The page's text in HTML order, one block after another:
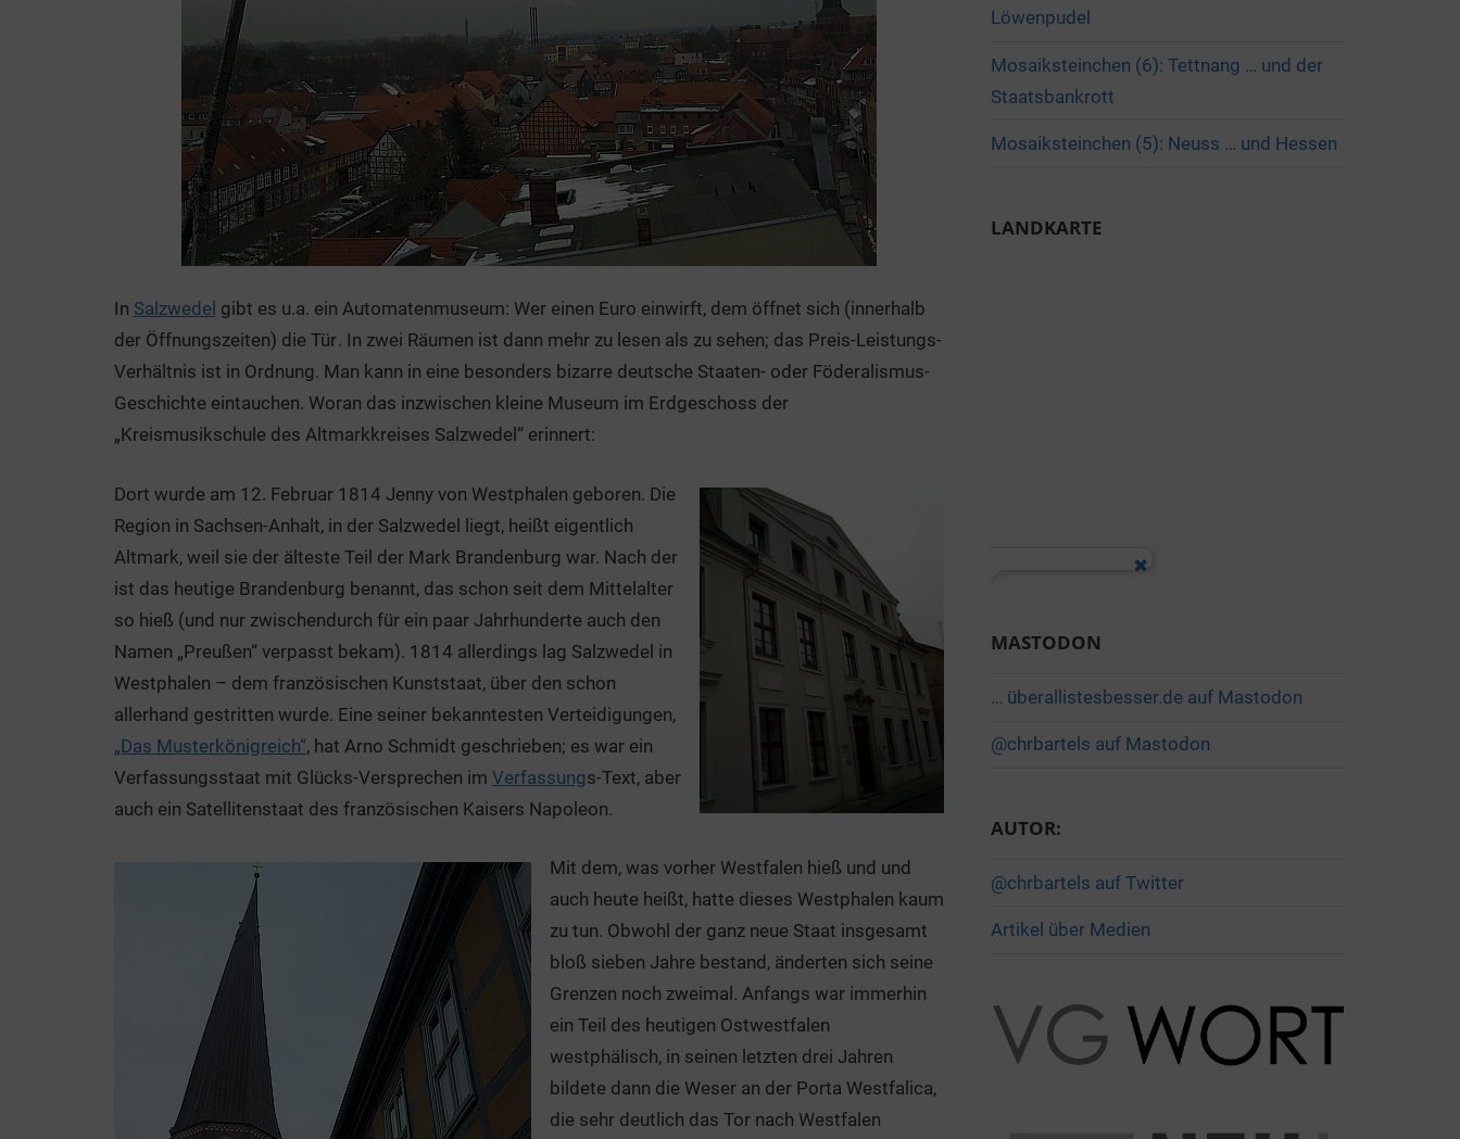
In Salzwedel gibt es u.a. ein Automatenmuseum: Wer einen Euro einwirft, dem öffnet sich (innerhalb
der Öffnungszeiten) die Tür. In zwei Räumen ist dann mehr zu lesen als zu sehen; das Preis-Leistungs-
Verhältnis ist in Ordnung. Man kann in eine besonders bizarre deutsche Staaten- oder Föderalismus-
Geschichte eintauchen. Woran das inzwischen kleine Museum im Erdgeschoss der
„Kreismusikschule des Altmarkkreises Salzwedel“ erinnert:
Dort wurde am 12. Februar 1814 Jenny von Westphalen geboren. Die
Region in Sachsen-Anhalt, in der Salzwedel liegt, heißt eigentlich
Altmark, weil sie der älteste Teil der Mark Brandenburg war. Nach der
ist das heutige Brandenburg benannt, das schon seit dem Mittelalter
so hieß (und nur zwischendurch für ein paar Jahrhunderte auch den
Namen „Preußen“ verpasst bekam). 1814 allerdings lag Salzwedel in
Westphalen – dem französischen Kunststaat, über den schon
allerhand gestritten wurde. Eine seiner bekanntesten Verteidigungen,
„Das Musterkönigreich“, hat Arno Schmidt geschrieben; es war ein
Verfassungsstaat mit Glücks-Versprechen im Verfassungs-Text, aber
auch ein Satellitenstaat des französischen Kaisers Napoleon.
Mit dem, was vorher Westfalen hieß und und
auch heute heißt, hatte dieses Westphalen kaum
zu tun. Obwohl der ganz neue Staat insgesamt
bloß sieben Jahre bestand, änderten sich seine
Grenzen noch zweimal. Anfangs war immerhin
ein Teil des heutigen Ostwestfalen
westphälisch, in seinen letzten drei Jahren
bildete dann die Weser an der Porta Westfalica,
die sehr deutlich das Tor nach Westfalen
Löwenpudel
Mosaiksteinchen (6): Tettnang … und der
Staatsbankrott
Mosaiksteinchen (5): Neuss … und Hessen
LANDKARTE
MASTODON
… überallistesbesser.de auf Mastodon
@chrbartels auf Mastodon
AUTOR:
@chrbartels auf Twitter
Artikel über Medien